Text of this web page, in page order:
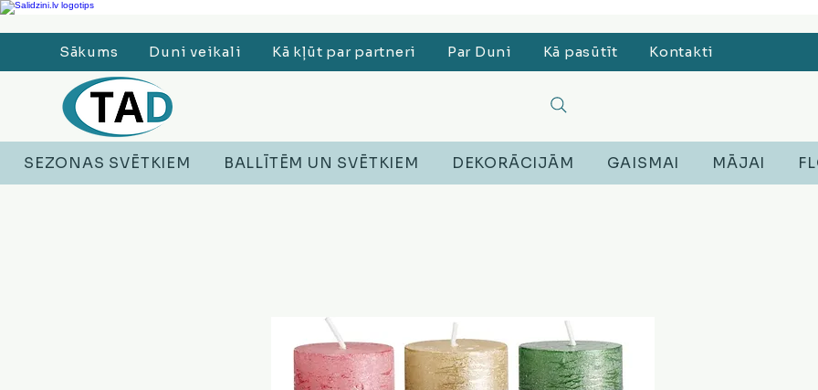
Ledusskapji, Sadzīves tehnika, Smaržas, Operatīvā atmiņa, Putekļu sūcēji, Lego, Austiņas
Sākums Duni veikali Kā kļūt par partneri Par Duni Kā pasūtīt Kontakti
SEZONAS SVĒTKIEM BALLĪTĒM UN SVĒTKIEM DEKORĀCIJĀM GAISMAI MĀJAI